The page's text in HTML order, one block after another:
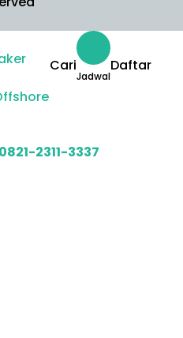
Cari
Jadwal
Daftar
0821-2311-3337